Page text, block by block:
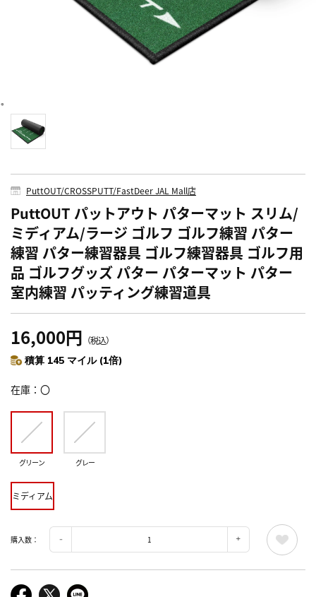
PuttOUT/CROSSPUTT/FastDeer JAL Mall店
PuttOUT パットアウト パターマット スリム/
ミディアム/ラージ ゴルフ ゴルフ練習 パター
練習 パター練習器具 ゴルフ練習器具 ゴルフ用
品 ゴルフグッズ パター パターマット パター
室内練習 パッティング練習道具
16,000円 （税込）
積算 145 マイル (1倍)
在庫 〇
グリーン グレー
ミディアム
購入数：